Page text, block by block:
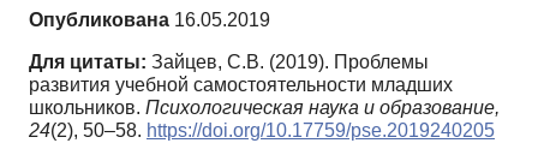
Опубликована 16.05.2019
Для цитаты: Зайцев, С.В. (2019). Проблемы
развития учебной самостоятельности младших
школьников. Психологическая наука и образование,
24(2), 50–58. https://doi.org/10.17759/pse.2019240205